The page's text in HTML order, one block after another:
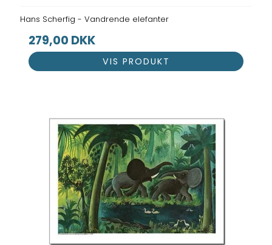
Hans Scherfig - Vandrende elefanter
279,00 DKK
VIS PRODUKT